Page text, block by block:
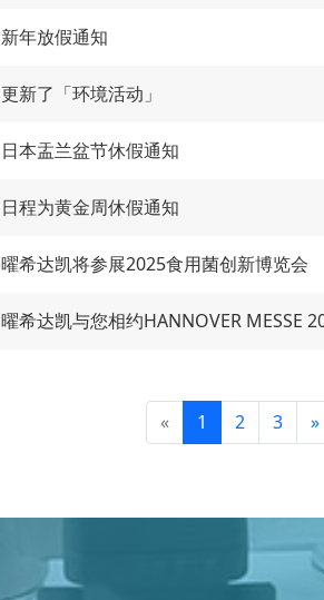
新年放假通知
更新了「环境活动」
日本盂兰盆节休假通知
日程为黄金周休假通知
曜希达凯将参展2025食用菌创新博览会
曜希达凯与您相约HANNOVER MESSE
« 1 2 3 »